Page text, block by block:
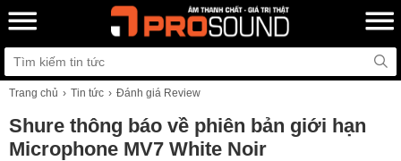
Trang chủ Tin tức Đánh giá Review
Shure thông báo về phiên bản giới hạn
Microphone MV7 White Noir